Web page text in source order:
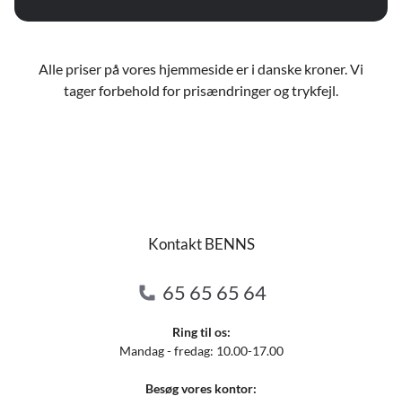
Alle priser på vores hjemmeside er i danske kroner. Vi
tager forbehold for prisændringer og trykfejl.
Kontakt BENNS
65 65 65 64
Ring til os:
Mandag - fredag: 10.00-17.00
Besøg vores kontor: